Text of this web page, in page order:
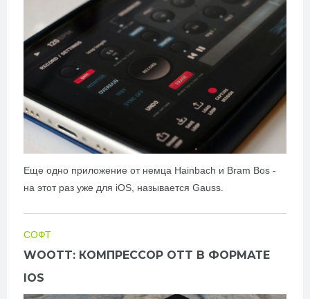
Еще одно приложение от немца Hainbach и Bram Bos -
на этот раз уже для iOS, называется Gauss.
СОФТ
WOOTT: КОМПРЕССОР OTT В ФОРМАТЕ
IOS